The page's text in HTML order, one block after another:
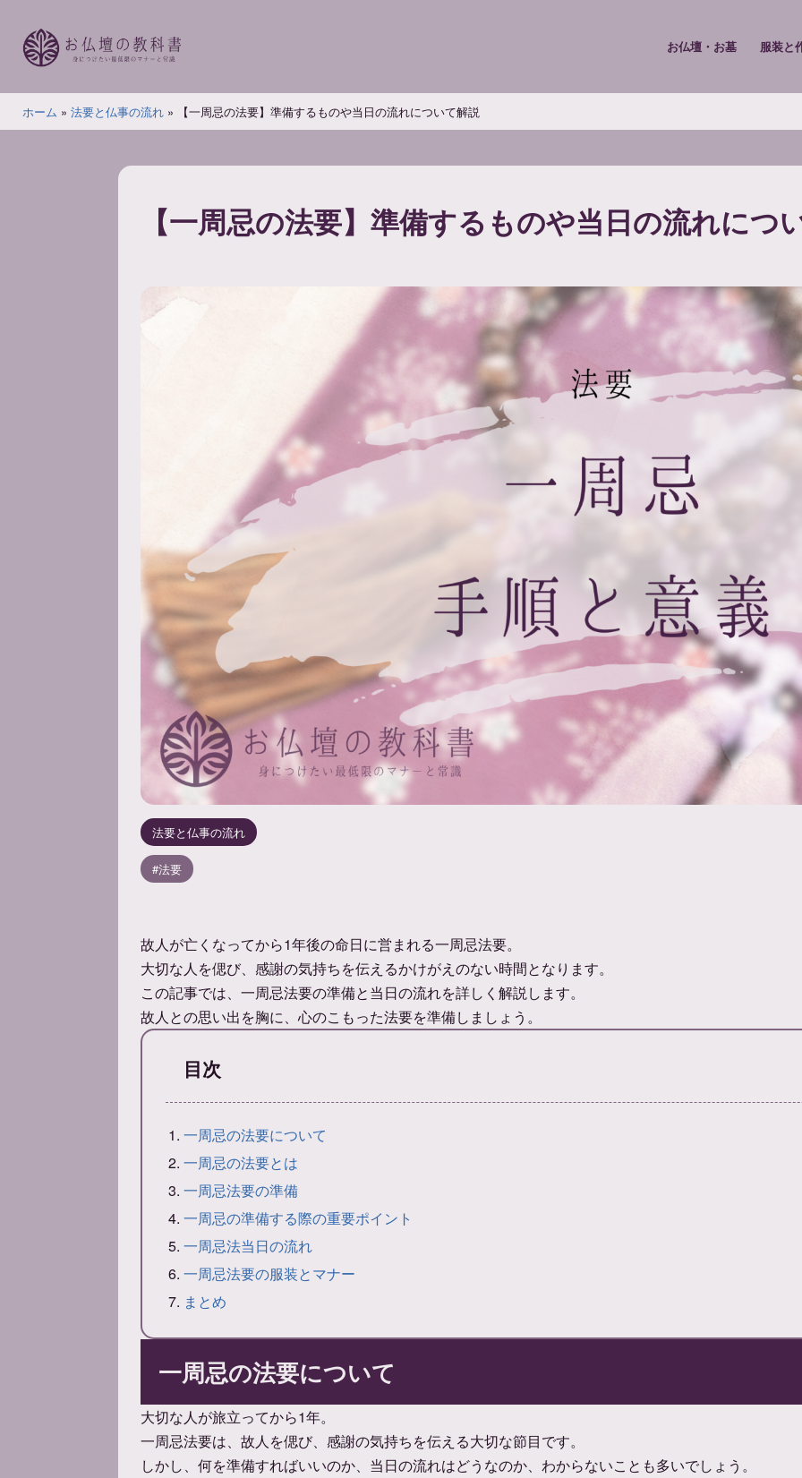
へ
お
仏
お仏壇・お墓 服装と
ホーム » 法要と仏事の流れ » 【一周忌の法要】準備するものや当日の流れについて解説
【一周忌の法要】準備するものや当日の流れにつ
法要と仏事の流れ
法要
故人が亡くなってから1年後の命日に営まれる一周忌法要。
大切な人を偲び、感謝の気持ちを伝えるかけがえのない時間となります。
この記事では、一周忌法要の準備と当日の流れを詳しく解説します。
故人との思い出を胸に、心のこもった法要を準備しましょう。
目次
一周忌の法要について
一周忌の法要とは
一周忌法要の準備
一周忌の準備する際の重要ポイント
一周忌法当日の流れ
一周忌法要の服装とマナー
まとめ
一周忌の法要について
大切な人が旅立ってから1年。
一周忌法要は、故人を偲び、感謝の気持ちを伝える大切な節目です。
しかし、何を準備すればいいのか、当日の流れはどうなのか、わからないことも多いでしょう。